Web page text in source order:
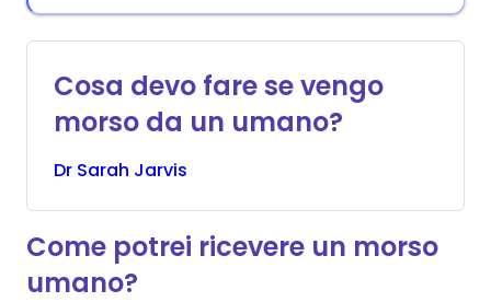
Cosa devo fare se vengo
morso da un umano?
Dr Sarah Jarvis
Come potrei ricevere un morso
umano?